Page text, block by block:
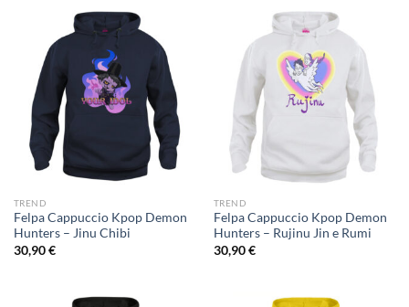
TREND
Felpa Cappuccio Kpop Demon
Hunters – Jinu Chibi
30,90€
TREND
Felpa Cappuccio Kpop Demon
Hunters – Rujinu Jin e Rumi
30,90€